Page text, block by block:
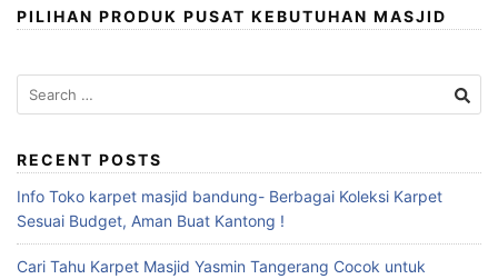
PILIHAN PRODUK PUSAT KEBUTUHAN MASJID
RECENT POSTS
Info Toko karpet masjid bandung- Berbagai Koleksi Karpet
Sesuai Budget, Aman Buat Kantong !
Cari Tahu Karpet Masjid Yasmin Tangerang Cocok untuk